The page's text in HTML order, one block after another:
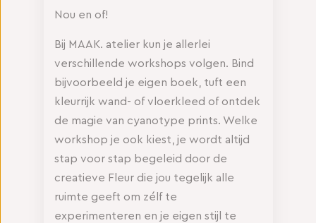
Nou en of!
Bij MAAK. atelier kun je allerlei
verschillende workshops volgen. Bind
bijvoorbeeld je eigen boek, tuft een
kleurrijk wand- of vloerkleed of ontdek
de magie van cyanotype prints. Welke
workshop je ook kiest, je wordt altijd
stap voor stap begeleid door de
creatieve Fleur die jou tegelijk alle
ruimte geeft om zélf te
experimenteren en je eigen stijl te